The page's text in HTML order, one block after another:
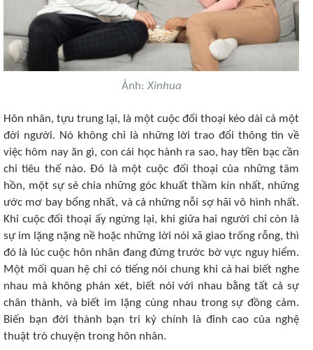
Ảnh:Xinhua
Hôn nhân, tựu trung lại, là một cuộc đối thoại kéo dài cả một
đời người. Nó không chỉ là những lời trao đổi thông tin về
việc hôm nay ăn gì, con cái học hành ra sao, hay tiền bạc cần
chi tiêu thế nào. Đó là một cuộc đối thoại của những tâm
hồn, một sự sẻ chia những góc khuất thầm kín nhất, những
ước mơ bay bổng nhất, và cả những nỗi sợ hãi vô hình nhất.
Khi cuộc đối thoại ấy ngừng lại, khi giữa hai người chỉ còn là
sự im lặng nặng nề hoặc những lời nói xã giao trống rỗng, thì
đó là lúc cuộc hôn nhân đang đứng trước bờ vực nguy hiểm.
Một mối quan hệ chỉ có tiếng nói chung khi cả hai biết nghe
nhau mà không phán xét, biết nói với nhau bằng tất cả sự
chân thành, và biết im lặng cùng nhau trong sự đồng cảm.
Biến bạn đời thành bạn tri kỷ chính là đỉnh cao của nghệ
thuật trò chuyện trong hôn nhân.